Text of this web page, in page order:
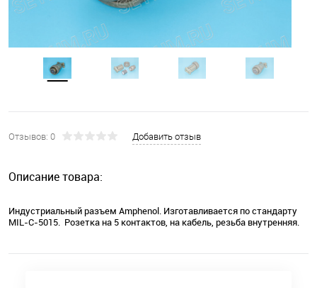
Отзывов: 0 Добавить отзыв
Описание товара:
Индустриальный разъем Amphenol. Изготавливается по стандарту
MIL-C-5015. Розетка на 5 контактов, на кабель, резьба внутренняя.